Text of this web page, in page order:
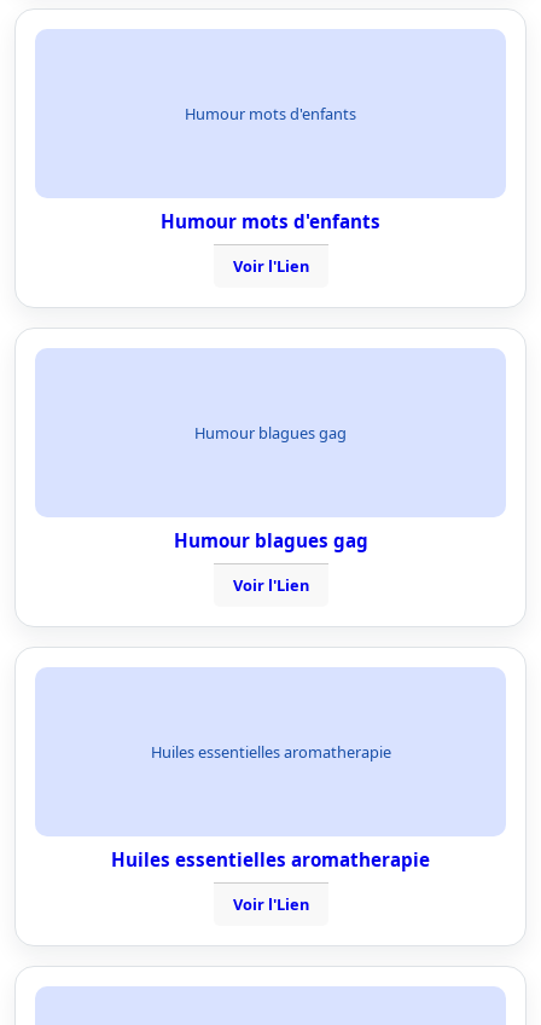
Humour mots d'enfants
Humour mots d'enfants
Voir l'Lien
Humour blagues gag
Humour blagues gag
Voir l'Lien
Huiles essentielles aromatherapie
Huiles essentielles aromatherapie
Voir l'Lien